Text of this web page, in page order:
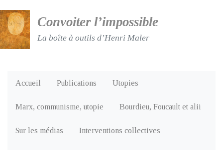
Convoiter l’impossible
La boîte à outils d’Henri Maler
Accueil Publications Utopies
Marx, communisme, utopie Bourdieu, Foucault et alii
Sur les médias Interventions collectives